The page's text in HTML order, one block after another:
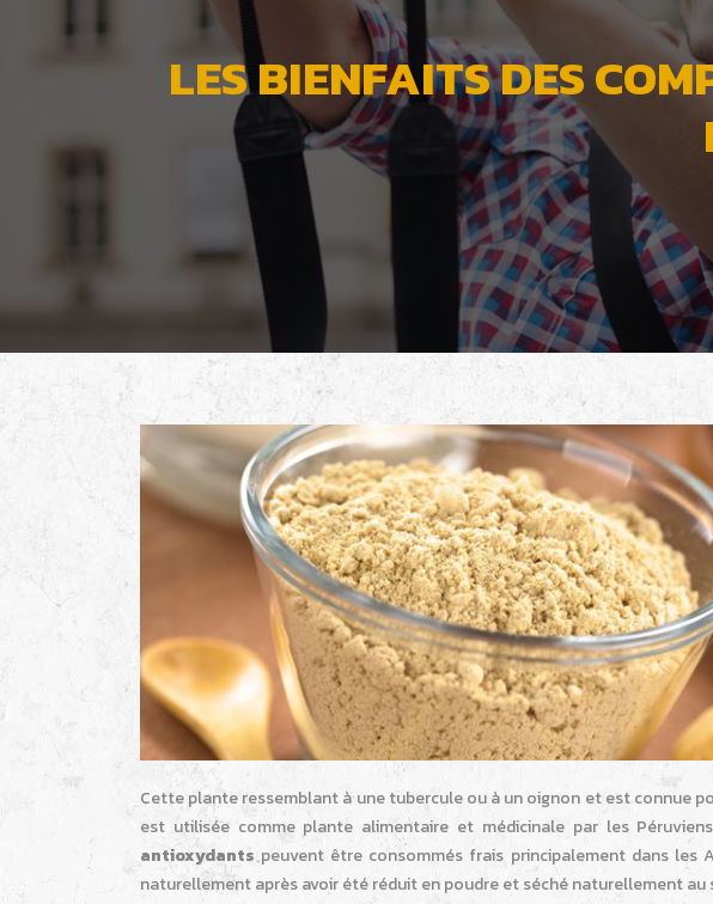
LES BIENFAITS DES
Cette plante ressemblant à une tubercule ou à un oignon et est connue
est utilisée comme plante alimentaire et médicinale par les
antioxydantspeuvent être consommés frais principalement dans les
naturellement après avoir été réduit en poudre et séché naturellement au